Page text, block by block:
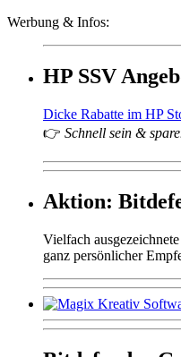
Werbung & Infos:
HP SSV
Dicke Rabatte im HP
👉 Schnell sein &
Aktion:
Vielfach
ganz persönlicher